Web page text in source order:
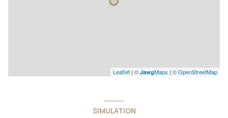
Leaflet | © JawgMaps | © OpenStreetMap
SIMULATION